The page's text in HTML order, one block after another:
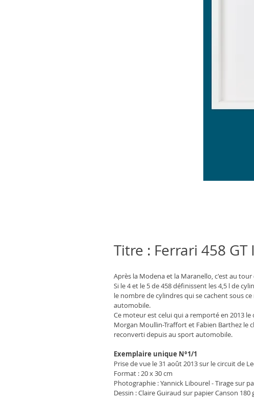
Titre : Ferrari 458 GT
Après la Modena et la Maranello, c'est au tour
Si le 4 et le 5 de 458 définissent les 4,5 l de
le nombre de cylindres qui se cachent sous
automobile.
Ce moteur est celui qui a remporté en 2013
Morgan Moullin-Traffort et Fabien Barthez le
reconverti depuis au sport automobile.
Exemplaire unique N°1/1
Prise de vue le 31 août 2013 sur le circuit de
Format : 20 x 30 cm
Photographie : Yannick Libourel - Tirage sur
Dessin : Claire Guiraud sur papier Canson 180